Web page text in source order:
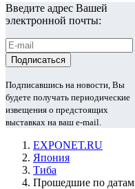
Введите адрес Вашей
электронной почты:
Подписавшись на новости, Вы
будете получать периодические
извещения о предстоящих
выставках на ваш e-mail.
EXPONET.RU
Япония
Тиба
Прошедшие по датам